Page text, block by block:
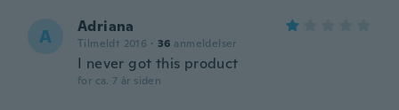
A Adriana
Tilmeldt 2016 · 36 anmeldelser
I never got this product
for ca. 7 år siden